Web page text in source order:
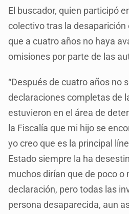
El buscador, quien participó
colectivo tras la desaparición
que a cuatro años no haya
omisiones por parte de las
“Después de cuatro años no
declaraciones completas de
estuvieron en el área de
la Fiscalía que mi hijo se
yo creo que es la principal
Estado siempre la ha
muchos dirían que de poco o
declaración, pero todas las
persona desaparecida, aun